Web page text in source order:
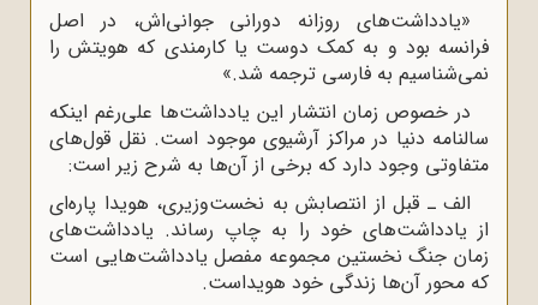
«یادداشت‌هاى روزانه دورانى جوانى‌اش، در اصل
فرانسه بود و به کمک دوست یا کارمندى که هویتش را
نمى‌شناسیم به فارسى ترجمه شد.»
در خصوص زمان انتشار این یادداشت‌ها على‌رغم اینکه
سالنامه دنیا در مراکز آرشیوى موجود است. نقل قول‌هاى
متفاوتى وجود دارد که برخى از آن‌ها به شرح زیر است:
الف ـ قبل از انتصابش به نخست‌وزیرى، هویدا پاره‌اى
از یادداشت‌هاى خود را به چاپ رساند. یادداشت‌هاى
زمان جنگ نخستین مجموعه مفصل یادداشت‌هایى است
که محور آن‌ها زندگى خود هویداست.